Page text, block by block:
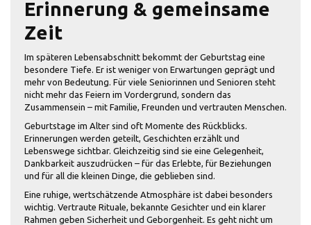
Erinnerung & gemeinsame
Zeit
Im späteren Lebensabschnitt bekommt der Geburtstag eine
besondere Tiefe. Er ist weniger von Erwartungen geprägt und
mehr von Bedeutung. Für viele Seniorinnen und Senioren steht
nicht mehr das Feiern im Vordergrund, sondern das
Zusammensein – mit Familie, Freunden und vertrauten Menschen.
Geburtstage im Alter sind oft Momente des Rückblicks.
Erinnerungen werden geteilt, Geschichten erzählt und
Lebenswege sichtbar. Gleichzeitig sind sie eine Gelegenheit,
Dankbarkeit auszudrücken – für das Erlebte, für Beziehungen
und für all die kleinen Dinge, die geblieben sind.
Eine ruhige, wertschätzende Atmosphäre ist dabei besonders
wichtig. Vertraute Rituale, bekannte Gesichter und ein klarer
Rahmen geben Sicherheit und Geborgenheit. Es geht nicht um